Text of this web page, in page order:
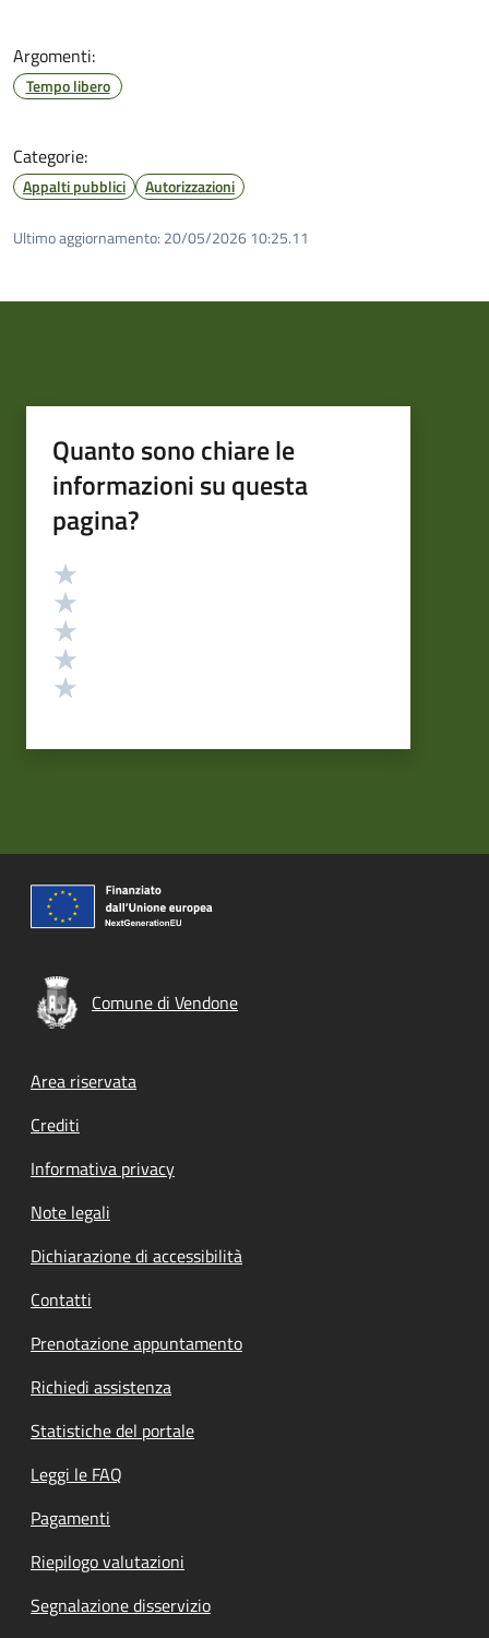
Argomenti:
Tempo libero
Categorie:
Appalti pubblici Autorizzazioni
Ultimo aggiornamento: 20/05/2026 10:25.11
Quanto sono chiare le
informazioni su questa
pagina?
Valutazione
Comune di Vendone
Footer menu
Area riservata
Crediti
Informativa privacy
Note legali
Dichiarazione di accessibilità
Contatti
Prenotazione appuntamento
Richiedi assistenza
Statistiche del portale
Leggi le FAQ
Pagamenti
Riepilogo valutazioni
Segnalazione disservizio